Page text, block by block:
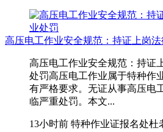
高压电工作业安全规范：持证上岗
高压电工作业安全规范：持证
处罚高压电工作业属于特种作
有严格要求。无证从事高压电
临严重处罚。本文...
13小时前 特种作业证报名处杜